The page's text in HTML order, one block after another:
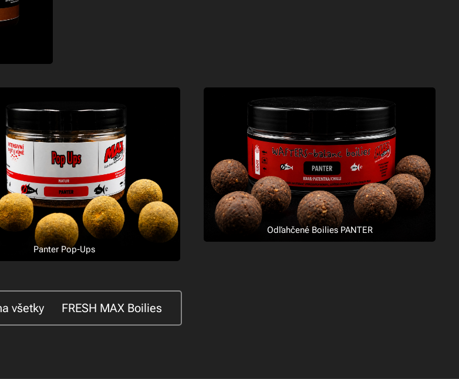
Panter Pop-Ups
Odľahčené Boilies PANTER
všetky 🍃FRESH MAX Boilies